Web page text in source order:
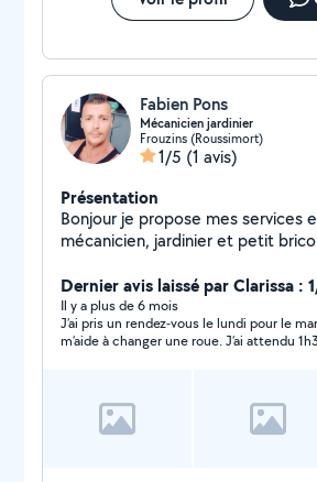
mon numéro de téléphone zéro
vous aider. Cordialement. Cédric.
Fabien Pons
Mécanicien jardinier
Frouzins (Roussimort)
1/5 (1 avis)
Présentation
Bonjour je propose mes services
mécanicien, jardinier et petit
personne motivée souriant qui et
et qui rend service si besoin et
satisfaire de mon travail effectué.
disponibilités n'hésitez pas à me
Dernier avis laissé par Clarissa :
Il y a plus de 6 mois
J’ai pris un rendez-vous le lundi pour le
m’aide à changer une roue. J’ai attendu